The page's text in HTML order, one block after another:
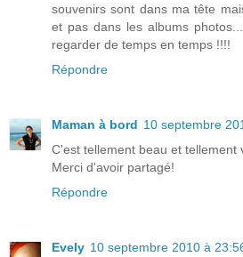
souvenirs sont dans ma tête
et pas dans les albums
regarder de temps en temps !!!!
Répondre
Maman à bord 10 septembre
C'est tellement beau et tellement
Merci d'avoir partagé!
Répondre
Evely 10 septembre 2010 à